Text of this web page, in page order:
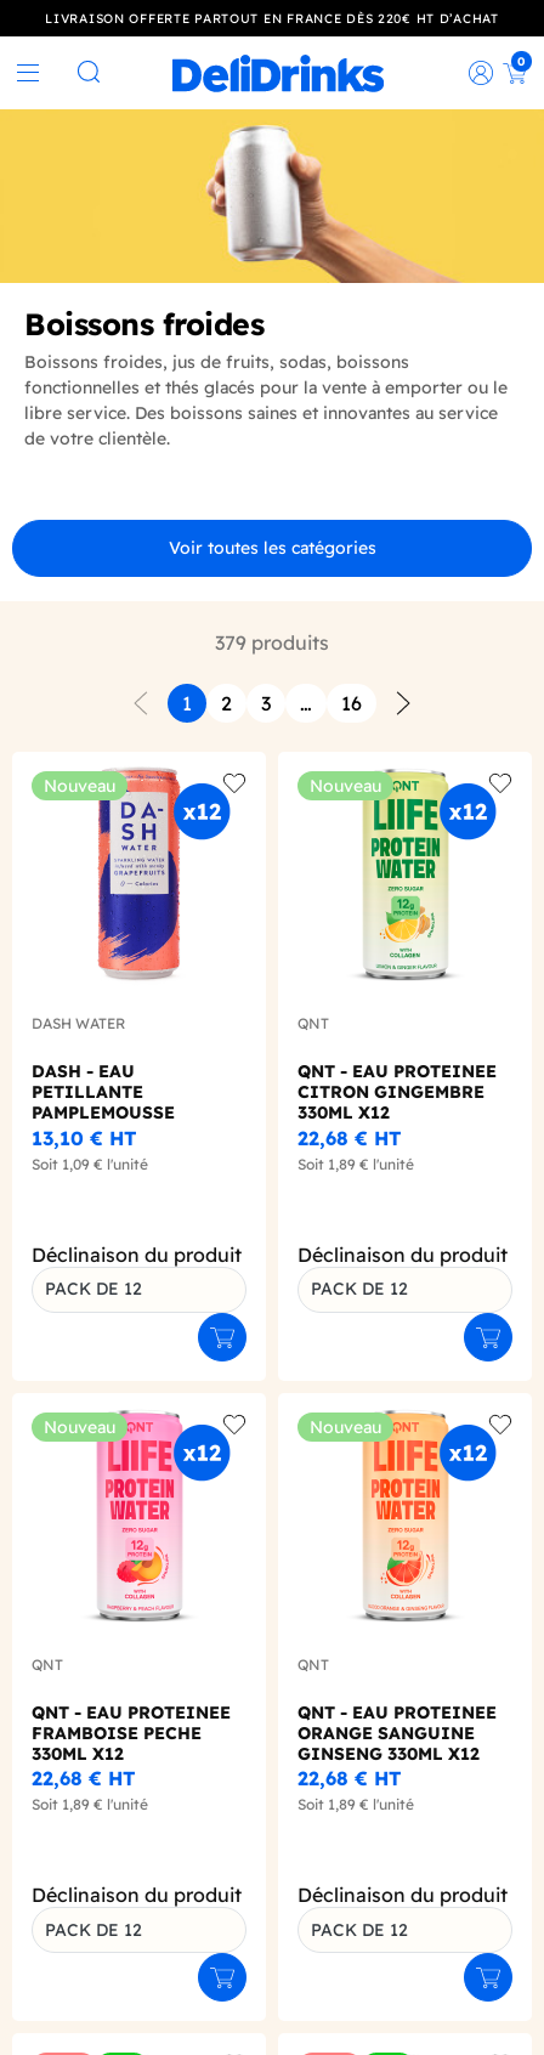
LIVRAISON OFFERTE PARTOUT EN FRANCE DÈS 220€ HT D’ACHAT
Rechercher
0
Boissons froides
Boissons froides, jus de fruits, sodas, boissons
fonctionnelles et thés glacés pour la vente à emporter ou le
libre service. Des boissons saines et innovantes au service
de votre clientèle.
Voir toutes les catégories
Précédent
1 2 3 …
16
379 produits
Nouveau
Add to wishlist
DASH WATER
DASH - EAU
PETILLANTE
PAMPLEMOUSSE
CANETTE ALU 330ML
X12
13,10 € HT
Soit 1,09 € l'unité
Déclinaison du produit
PACK DE 12
Ajouter au panier
Nouveau
Add
QNT
QNT - EAU PROTEINEE
CITRON GINGEMBRE
330ML X12
22,68 € HT
Soit 1,89 € l'unité
Déclinaison du produit
PACK DE 12
Nouveau
Add to wishlist
QNT
QNT - EAU PROTEINEE
FRAMBOISE PECHE
330ML X12
22,68 € HT
Soit 1,89 € l'unité
Déclinaison du produit
PACK DE 12
Ajouter au panier
Nouveau
Add
QNT
QNT - EAU PROTEINEE
ORANGE SANGUINE
GINSENG 330ML X12
22,68 € HT
Soit 1,89 € l'unité
Déclinaison du produit
PACK DE 12